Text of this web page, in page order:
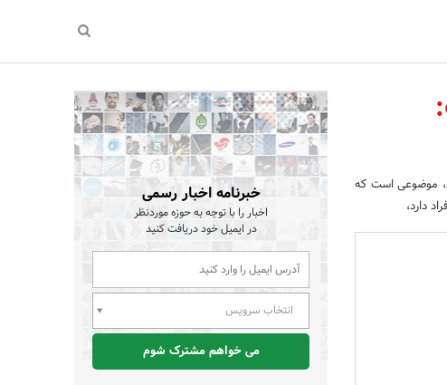
موضوعی است که
دارد،
خبرنامه اخبار رسمی
اخبار را با توجه به حوزه موردنظر
در ایمیل خود دریافت کنید
انتخاب سرویس
می خواهم مشترک شوم